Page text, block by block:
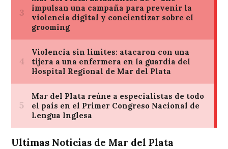
Ultimas Noticias de Mar del Plata